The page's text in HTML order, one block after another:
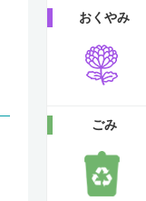
おくやみ
ごみ